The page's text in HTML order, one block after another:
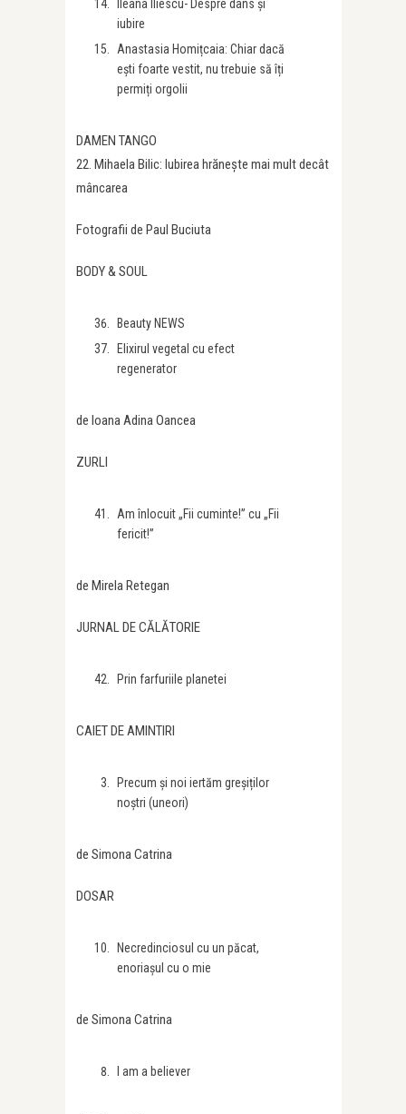
Ileana Iliescu- Despre dans și
iubire
Anastasia Homițcaia: Chiar dacă
ești foarte vestit, nu trebuie să îți
permiți orgolii
DAMEN TANGO
22. Mihaela Bilic: Iubirea hrănește mai mult decât
mâncarea
Fotografii de Paul Buciuta
BODY & SOUL
Beauty NEWS
Elixirul vegetal cu efect
regenerator
de Ioana Adina Oancea
ZURLI
Am înlocuit „Fii cuminte!” cu „Fii
fericit!”
de Mirela Retegan
JURNAL DE CĂLĂTORIE
Prin farfuriile planetei
CAIET DE AMINTIRI
Precum și noi iertăm greșiților
noștri (uneori)
de Simona Catrina
DOSAR
Necredinciosul cu un păcat,
enoriașul cu o mie
de Simona Catrina
I am a believer